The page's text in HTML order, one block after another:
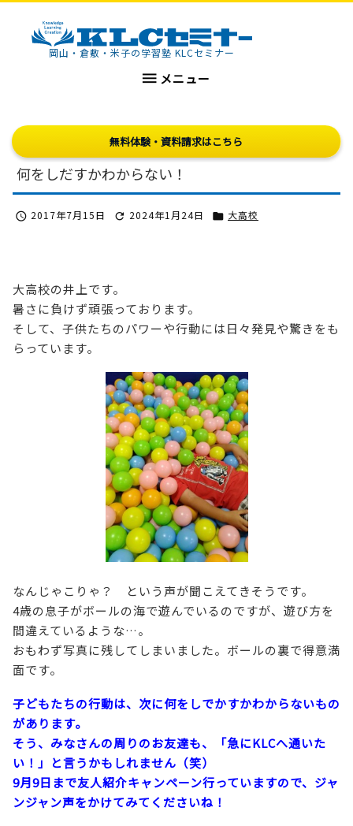
KLCセミナー岡山・倉敷・米子の学習塾 KLCセミナー
 メニュー
無料体験・資料請求はこちら
何をしだすかわからない！
 2017年7月15日  2024年1月24日  大高校
大高校の井上です。
暑さに負けず頑張っております。
そして、子供たちのパワーや行動には日々発見や驚きをも
らっています。
なんじゃこりゃ？ という声が聞こえてきそうです。
4歳の息子がボールの海で遊んでいるのですが、遊び方を
間違えているような…。
おもわず写真に残してしまいました。ボールの裏で得意満
面です。
子どもたちの行動は、次に何をしでかすかわからないもの
があります。
そう、みなさんの周りのお友達も、「急にKLCへ通いた
い！」と言うかもしれません（笑）
9月9日まで友人紹介キャンペーン行っていますので、ジャ
ンジャン声をかけてみてくださいね！